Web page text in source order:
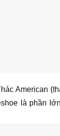
American
là phần